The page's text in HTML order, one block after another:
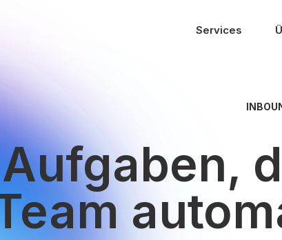
Services
Aufgaben,